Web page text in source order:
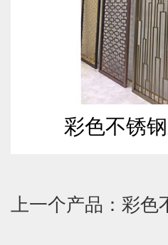
彩色不锈
上一个产品：彩色